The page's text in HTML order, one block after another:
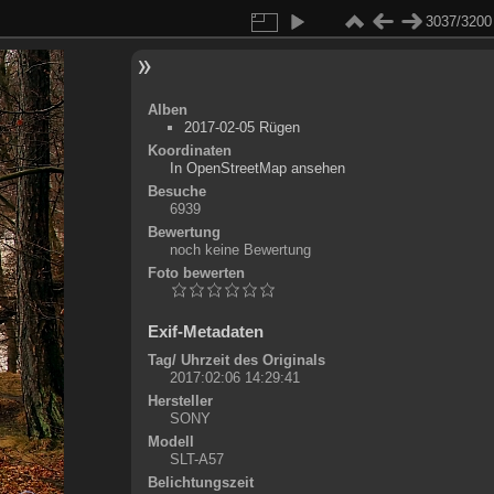
3037/3200
Alben
2017-02-05 Rügen
Koordinaten
+
-
In OpenStreetMap ansehen
Besuche
6939
Bewertung
noch keine Bewertung
Foto bewerten
Exif-Metadaten
Tag/ Uhrzeit des Originals
2017:02:06 14:29:41
Hersteller
SONY
Modell
SLT-A57
Belichtungszeit